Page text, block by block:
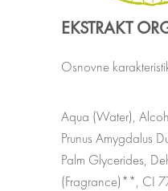
EKSTRAKT
Osnovne
Aqua (Water),
Prunus Amygdalus
Palm Glycerides,
(Fragrance)**, CI